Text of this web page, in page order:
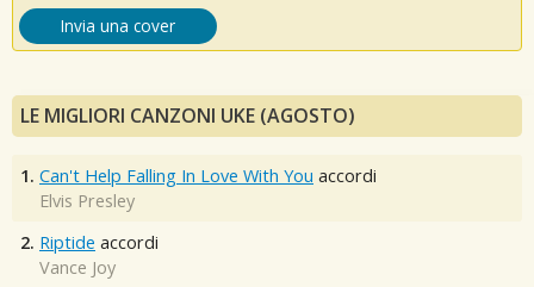
Invia una cover
LE MIGLIORI CANZONI UKE (AGOSTO)
1. Can't Help Falling In Love With You accordi
Elvis Presley
2. Riptide accordi
Vance Joy